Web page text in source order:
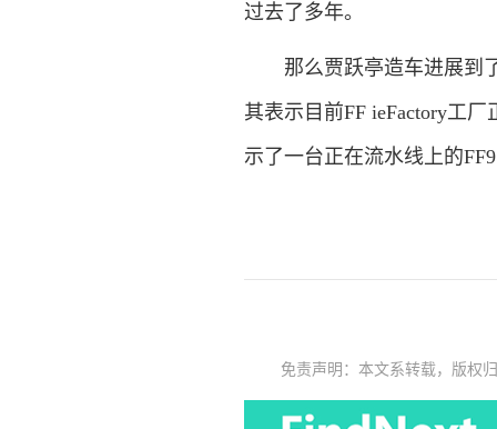
过去了多年。
那么贾跃亭造车进展到了
其表示目前FF ieFactory工
示了一台正在流水线上的
免责声明：本文系转载，版权